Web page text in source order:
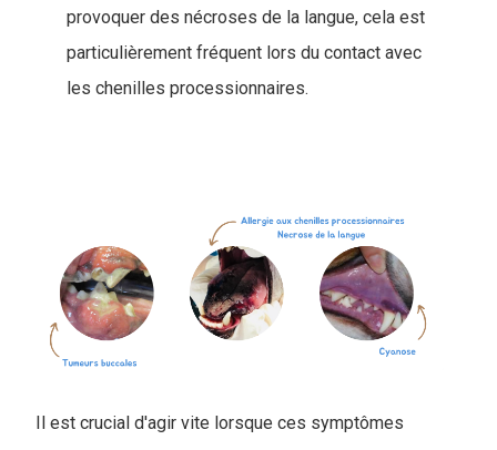
provoquer des nécroses de la langue, cela est
particulièrement fréquent lors du contact avec
les chenilles processionnaires.
Il est crucial d'agir vite lorsque ces symptômes